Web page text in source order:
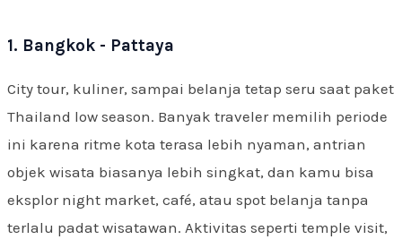
1. Bangkok - Pattaya
City tour, kuliner, sampai belanja tetap seru saat paket
Thailand low season. Banyak traveler memilih periode
ini karena ritme kota terasa lebih nyaman, antrian
objek wisata biasanya lebih singkat, dan kamu bisa
eksplor night market, café, atau spot belanja tanpa
terlalu padat wisatawan. Aktivitas seperti temple visit,